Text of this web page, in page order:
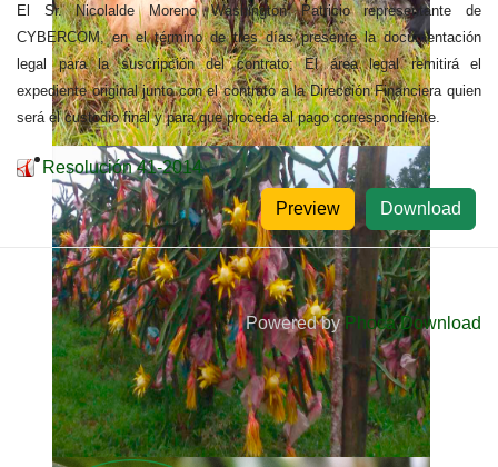
El Sr. Nicolalde Moreno Washington Patricio representante de
CYBERCOM, en el término de tres días presente la documentación
legal para la suscripción del contrato; El área legal remitirá el
expediente original junto con el contrato a la Dirección Financiera quien
será el custodio final y para que proceda al pago correspondiente.
Resolución 41-2014
Download
Preview
Powered byPhoca Download